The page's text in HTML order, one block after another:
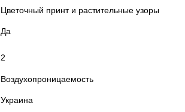
Цветочный принт и растительные узоры
Да
2
Воздухопроницаемость
Украина